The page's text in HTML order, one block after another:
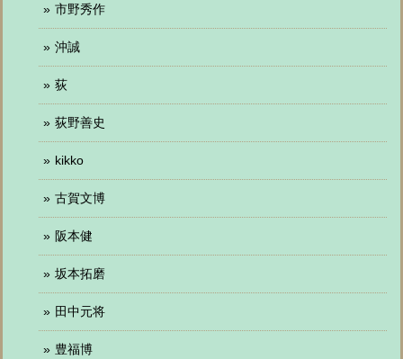
市野秀作
沖誠
荻
荻野善史
kikko
古賀文博
阪本健
坂本拓磨
田中元将
豊福博